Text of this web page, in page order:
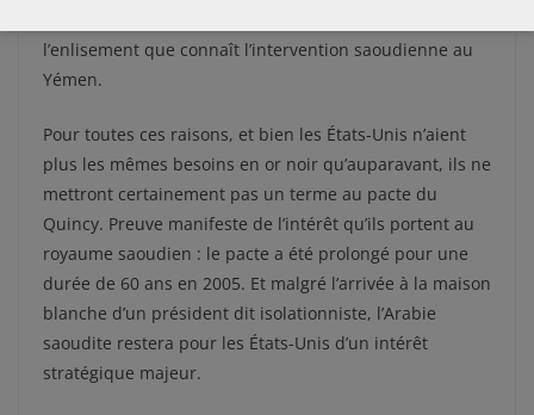
l’enlisement que connaît l’intervention saoudienne au
Yémen.
Pour toutes ces raisons, et bien les États-Unis n’aient
plus les mêmes besoins en or noir qu’auparavant, ils ne
mettront certainement pas un terme au pacte du
Quincy. Preuve manifeste de l’intérêt qu’ils portent au
royaume saoudien : le pacte a été prolongé pour une
durée de 60 ans en 2005. Et malgré l’arrivée à la maison
blanche d’un président dit isolationniste, l’Arabie
saoudite restera pour les États-Unis d’un intérêt
stratégique majeur.